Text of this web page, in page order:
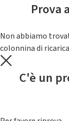
Prova
Non abbiamo
colonnina di
C'è un